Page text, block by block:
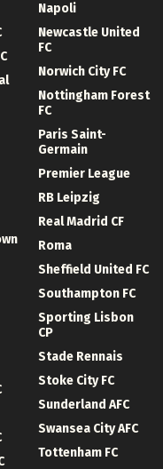
Napoli
Newcastle United
FC
Norwich City FC
Nottingham Forest
FC
Paris Saint-
Germain
Premier League
RB Leipzig
Real Madrid CF
Roma
Sheffield United FC
Southampton FC
Sporting Lisbon
CP
Stade Rennais
Stoke City FC
Sunderland AFC
Swansea City AFC
Tottenham FC